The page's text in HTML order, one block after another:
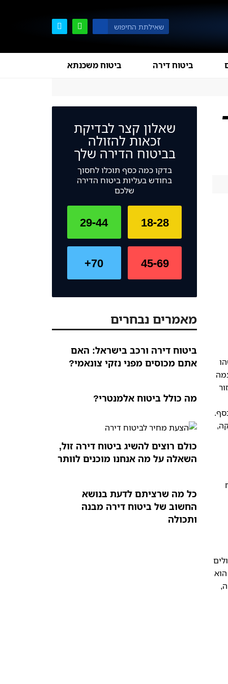
ביטוח דירה ביטוח משכנתא
הוא
שאלון קצר לבדיקת
זכאות להזולה
בביטוח הדירה שלך
בדקו כמה כסף תוכלו לחסוך
בחודש בעליות ביטוח הדירה
שלכם
18-28
29-44
45-69
70+
מאמרים נבחרים
ביטוח דירה ורכב בישראל: האם
אתם מכוסים מפני נזקי צונאמי?
מה כולל ביטוח אלמנטרי?
כולם רוצים להשיג ביטוח דירה זול,
השאלה על מה אנחנו מוכנים לוותר
כל מה שרציתם לדעת בנושא
החשוב של ביטוח דירה מבנה
ותכולה